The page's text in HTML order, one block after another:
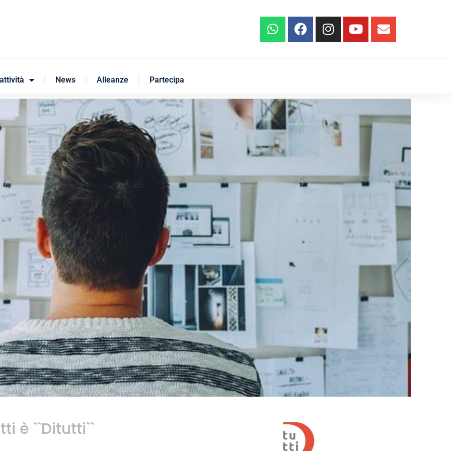
News Alleanze Partecipa
è ``Ditutti``